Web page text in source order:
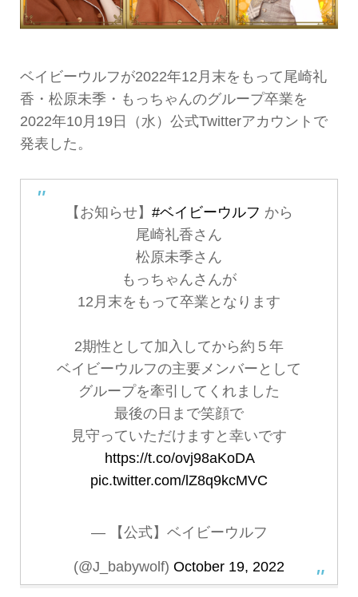
ベイビーウルフが2022年12月末をもって尾崎礼
香・松原未季・もっちゃんのグループ卒業を
2022年10月19日（水）公式Twitterアカウントで
発表した。
【お知らせ】 #ベイビーウルフ から
尾崎礼香さん
松原未季さん
もっちゃんさんが
12月末をもって卒業となります
2期性として加入してから約５年
ベイビーウルフの主要メンバーとして
グループを牽引してくれました
最後の日まで笑顔で
見守っていただけますと幸いです
https://t.co/ovj98aKoDA
pic.twitter.com/lZ8q9kcMVC
— 【公式】ベイビーウルフ
(@J_babywolf) October 19, 2022